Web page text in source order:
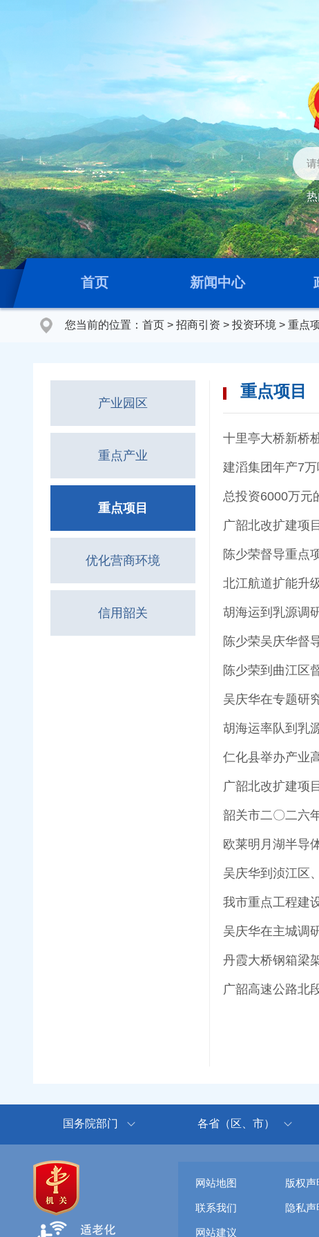
首页 新闻中心
您当前的位置： 首页 > 招商引资 > 投资环境 > 重点
产业园区
重点产业
重点项目
优化营商环境
信用韶关
重点项目
十里亭大桥新桥
建滔集团年产7
总投资6000万元
广韶北改扩建项
陈少荣督导重点
北江航道扩能升
胡海运到乳源调
胡海运率队到乳
仁化县举办产业
广韶北改扩建项
欧莱明月湖半导
我市重点工程建
丹霞大桥钢箱梁
广韶高速公路北
国务院部门 各省（区、市）
网站地图 版权声
联系我们 隐私声
网站建议